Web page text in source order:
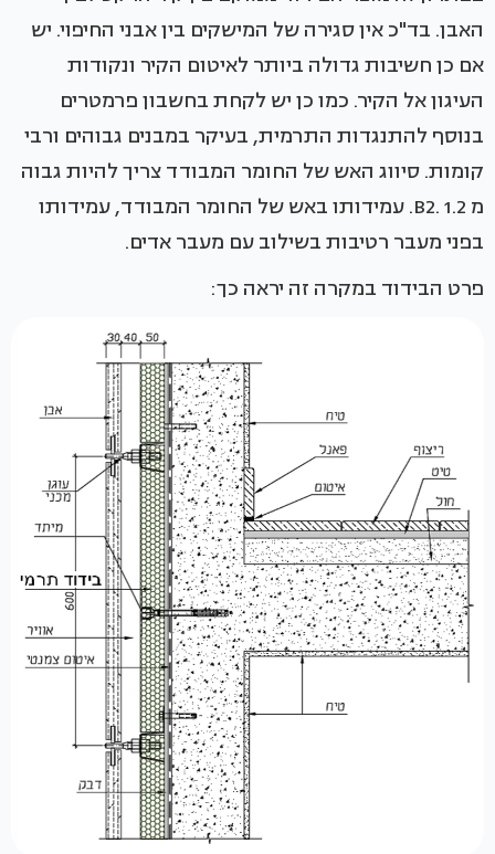
האבן. בד"כ אין סגירה של המישקים בין אבני החיפוי. יש
אם כן חשיבות גדולה ביותר לאיטום הקיר ונקודות
העיגון אל הקיר. כמו כן יש לקחת בחשבון פרמטרים
בנוסף להתנגדות התרמית, בעיקר במבנים גבוהים ורבי
קומות. סיווג האש של החומר המבודד צריך להיות גבוה
מ B2. 1.2. עמידותו באש של החומר המבודד, עמידותו
בפני מעבר רטיבות בשילוב עם מעבר אדים.
פרט הבידוד במקרה זה יראה כך: